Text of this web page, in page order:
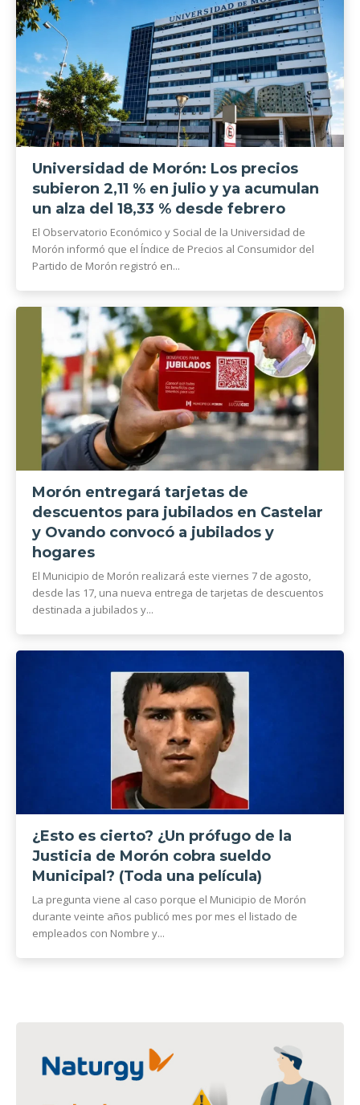
Universidad de Morón: Los precios
subieron 2,11 % en julio y ya acumulan
un alza del 18,33 % desde febrero
El Observatorio Económico y Social de la Universidad de
Morón informó que el Índice de Precios al Consumidor del
Partido de Morón registró en...
Morón entregará tarjetas de
descuentos para jubilados en Castelar
y Ovando convocó a jubilados y
hogares
El Municipio de Morón realizará este viernes 7 de agosto,
desde las 17, una nueva entrega de tarjetas de descuentos
destinada a jubilados y...
¿Esto es cierto? ¿Un prófugo de la
Justicia de Morón cobra sueldo
Municipal? (Toda una película)
La pregunta viene al caso porque el Municipio de Morón
durante veinte años publicó mes por mes el listado de
empleados con Nombre y...